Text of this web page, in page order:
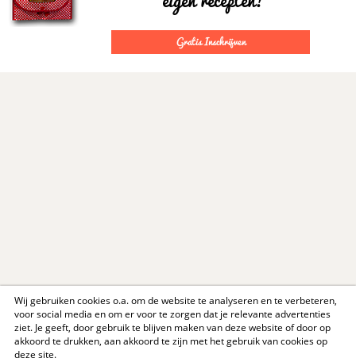
Wij gebruiken cookies o.a. om de website te analyseren en te verbeteren,
voor social media en om er voor te zorgen dat je relevante advertenties
ziet. Je geeft, door gebruik te blijven maken van deze website of door op
akkoord te drukken, aan akkoord te zijn met het gebruik van cookies op
deze site.
Gratis Inschrijven